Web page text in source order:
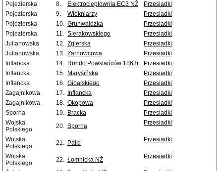
Pojezierska
8. Elektrociepłownia EC3 NŻ
Przesiadki
Pojezierska
9. Włókniarzy
Przesiadki
Pojezierska
10. Grunwaldzka
Przesiadki
Pojezierska
11. Sierakowskiego
Przesiadki
Julianowska
12. Zgierska
Przesiadki
Julianowska
13. Żarnowcowa
Przesiadki
Inflancka
14. Rondo Powstańców 1863r.
Przesiadki
Inflancka
15. Marysińska
Przesiadki
Inflancka
16. Gibalskiego
Przesiadki
Zagajnikowa
17. Inflancka
Przesiadki
Zagajnikowa
18. Okopowa
Przesiadki
Sporna
19. Bracka
Przesiadki
Wojska
Polskiego
20. Sporna Przesiadki
Wojska
Polskiego
21. Palki Przesiadki
Wojska
Polskiego
22. Łomnicka NŻ Przesiadki